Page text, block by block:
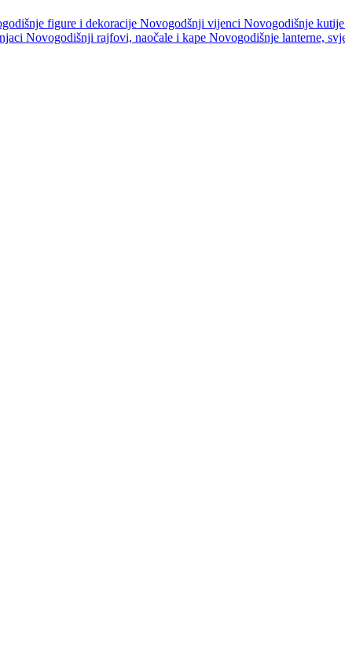
figure i dekoracije Novogodšnji vijenci Novogodišnje
Novogodišnji rajfovi, naočale i kape Novogodišnje lanterne,